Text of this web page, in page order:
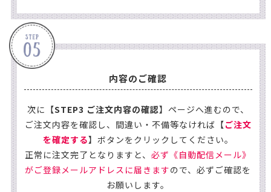
内容のご確認
次に【STEP3 ご注文内容の確認】ページへ進むので、
ご注文内容を確認し、間違い・不備等なければ【ご注文
を確定する】ボタンをクリックしてください。
正常に注文完了となりますと、必ず《自動配信メール》
がご登録メールアドレスに届きますので、必ずご確認を
お願いします。